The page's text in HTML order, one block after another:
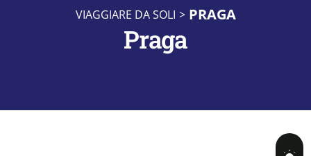
VIAGGIARE DA SOLI > PRAGA
Praga